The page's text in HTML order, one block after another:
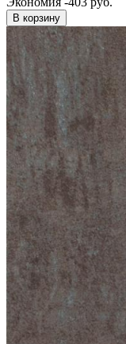
В корзину